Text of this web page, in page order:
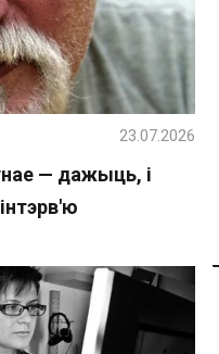
— дажыць, і
23.07.2026